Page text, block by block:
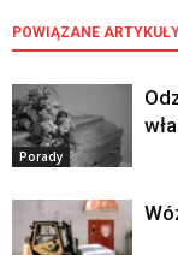
POWIĄZANE
Porady